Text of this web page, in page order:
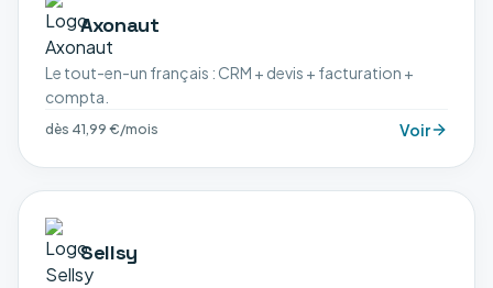
Axonaut
Le tout-en-un français : CRM + devis + facturation +
compta.
dès 41,99 €/mois Voir
Sellsy